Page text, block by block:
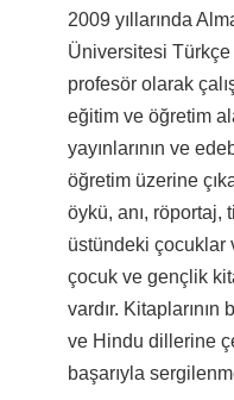
2009 yıllarında
Üniversitesi
profesör olarak
eğitim ve öğretim
yayınlarının ve
öğretim üzerine
öykü, anı, röportaj,
üstündeki çocuklar
çocuk ve gençlik
vardır. Kitaplarının
ve Hindu dillerine
başarıyla